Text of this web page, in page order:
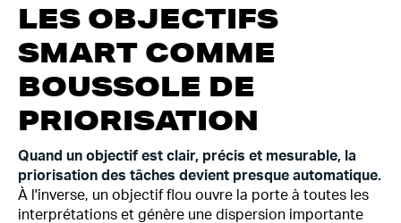
LES OBJECTIFS
SMART COMME
BOUSSOLE DE
PRIORISATION
Quand un objectif est clair, précis et mesurable, la
priorisation des tâches devient presque automatique.
À l'inverse, un objectif flou ouvre la porte à toutes les
interprétations et génère une dispersion importante